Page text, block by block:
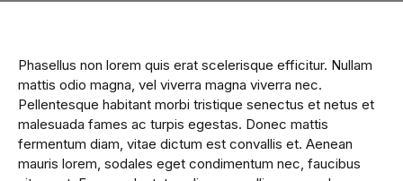
Phasellus non lorem quis erat scelerisque efficitur. Nullam
mattis odio magna, vel viverra magna viverra nec.
Pellentesque habitant morbi tristique senectus et netus et
malesuada fames ac turpis egestas. Donec mattis
fermentum diam, vitae dictum est convallis et. Aenean
mauris lorem, sodales eget condimentum nec, faucibus